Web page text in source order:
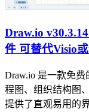
Draw.io
件 可替代Visio
Draw.io 是一款免
程图、组织结构图
提供了直观易用的